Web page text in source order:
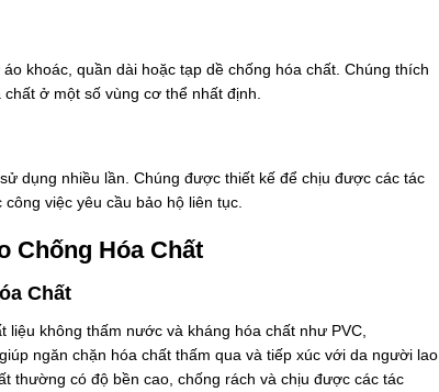
khoác, quần dài hoặc tạp dề chống hóa chất. Chúng thích
ở một số vùng cơ thể nhất định.
dụng nhiều lần. Chúng được thiết kế để chịu được các tác
việc yêu cầu bảo hộ liên tục.
Chống Hóa Chất
Chất
không thấm nước và kháng hóa chất như PVC,
ngăn chặn hóa chất thấm qua và tiếp xúc với da người lao
thường có độ bền cao, chống rách và chịu được các tác